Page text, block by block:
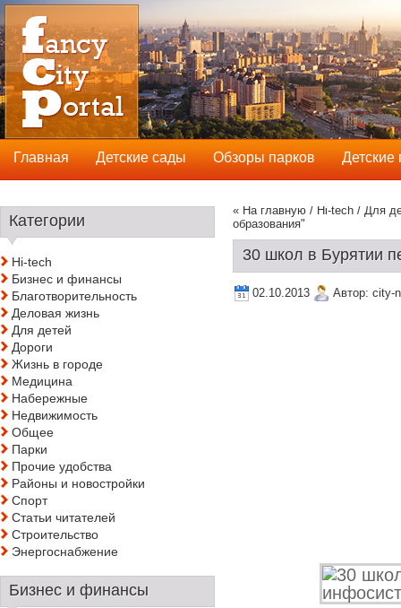
« На главную / Hi-tech / Для
образования"
30 школ в Бурятии
02.10.2013 Автор: city-
Категории
Hi-tech
Бизнес и финансы
Благотворительность
Деловая жизнь
Для детей
Дороги
Жизнь в городе
Медицина
Набережные
Недвижимость
Общее
Парки
Прочие удобства
Районы и новостройки
Спорт
Статьи читателей
Строительство
Энергоснабжение
Бизнес и финансы
Главная Детские сады Обзоры парков Детские